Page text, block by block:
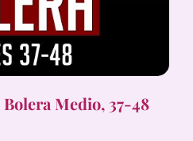
Bolera Medio, 37-48